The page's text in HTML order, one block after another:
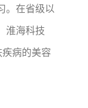
。在省级以
淮海科技
病的美容